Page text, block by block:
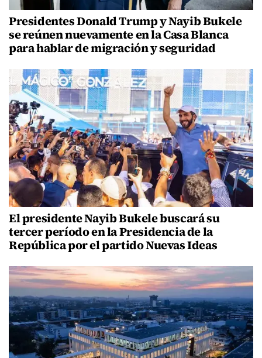
Presidentes Donald Trump y Nayib Bukele
se reúnen nuevamente en la Casa Blanca
para hablar de migración y seguridad
El presidente Nayib Bukele buscará su
tercer período en la Presidencia de la
República por el partido Nuevas Ideas